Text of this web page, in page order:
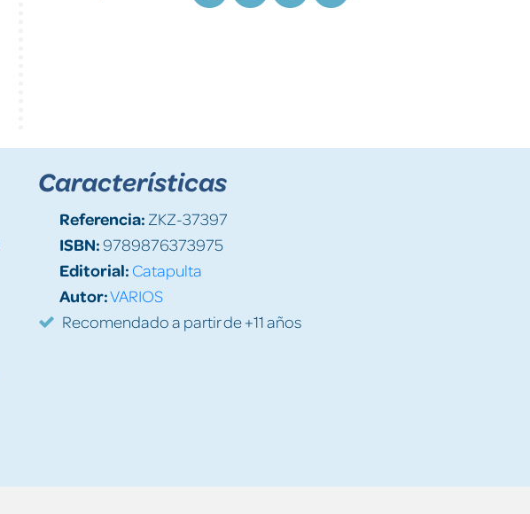
Características
Referencia: ZKZ-37397
ISBN:9789876373975
Editorial: Catapulta
Autor:VARIOS
Recomendado a partir de +11 años